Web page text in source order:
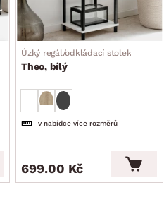
Úzký regál/odkládací stolek
Theo, bílý
v nabídce více rozměrů
699.00 Kč